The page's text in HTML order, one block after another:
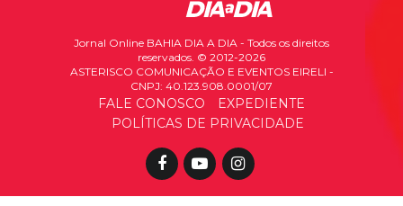
Jornal Online BAHIA DIA A DIA - Todos os direitos
reservados. © 2012-2026
ASTERISCO COMUNICAÇÃO E EVENTOS EIRELI -
CNPJ: 40.123.908.0001/07
FALE CONOSCO
EXPEDIENTE
POLÍTICAS DE PRIVACIDADE